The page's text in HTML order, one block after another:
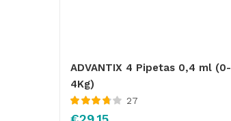
ADVANTIX 4 Pipetas 0,4 ml (0-
4Kg)
27